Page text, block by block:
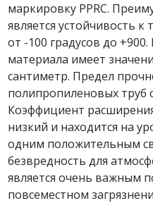
маркировку PPRC.
является устойчивость
от -100 градусов до
материала имеет
сантиметр. Предел
полипропиленовых труб
Коэффициент
низкий и находится на
одним положительным
безвредность для
является очень важным
повсеместном